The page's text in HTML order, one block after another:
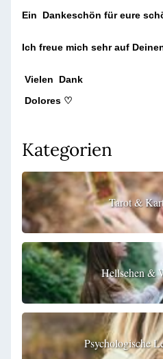
Ein Dankeschön für eure
Ich freue mich sehr auf
Vielen Dank
Dolores ♡
Kategorien
Tarot &
Hellsehen &
Psychologische